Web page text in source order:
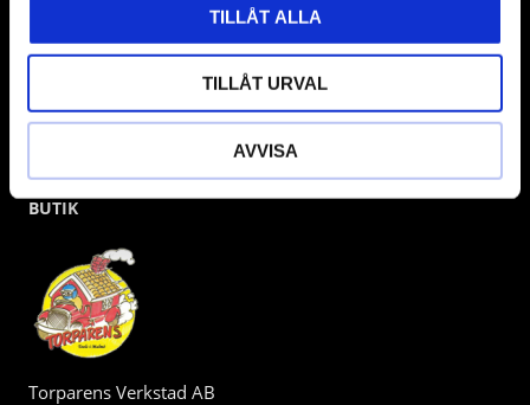
TILLÅT ALLA
TILLÅT URVAL
AVVISA
BUTIK
Torparens Verkstad AB